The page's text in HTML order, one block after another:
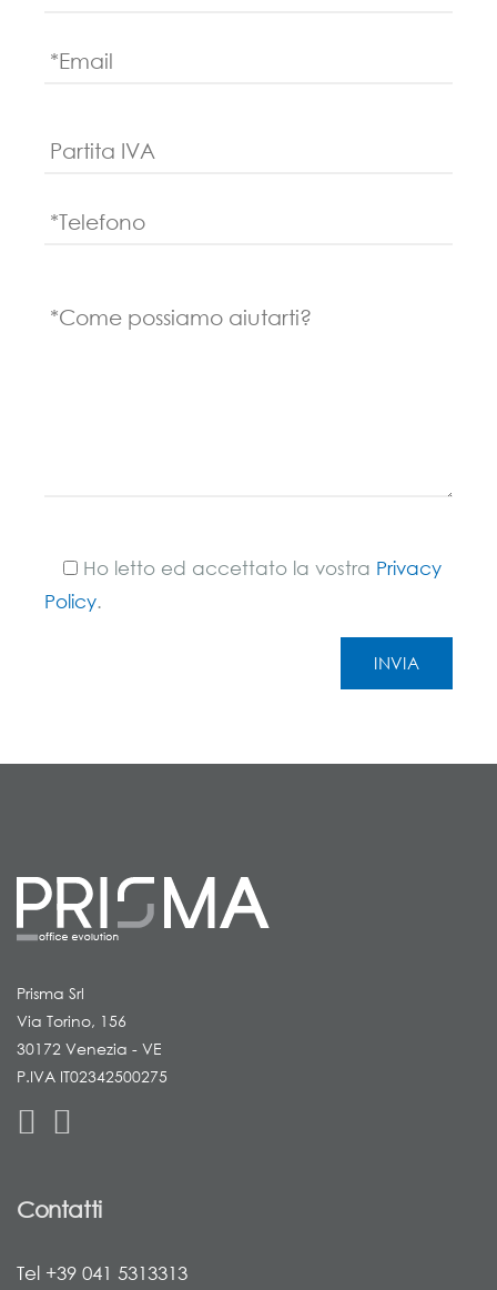
Ho letto ed accettato la vostra Privacy
Policy.
Prisma Srl
Via Torino, 156
30172 Venezia - VE
P.IVA IT02342500275
Contatti
Tel +39 041 5313313